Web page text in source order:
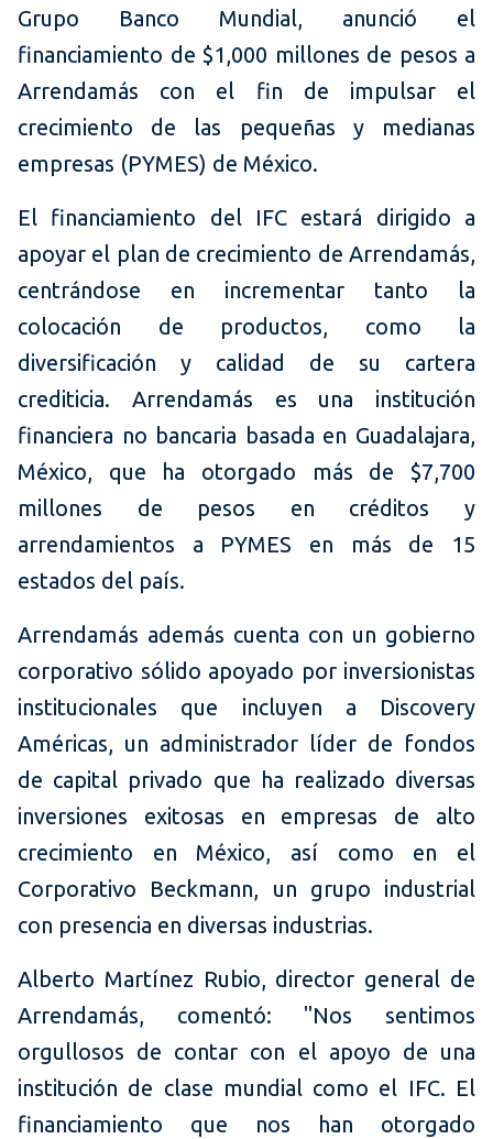
Grupo Banco Mundial, anunció el
financiamiento de $1,000 millones de pesos a
Arrendamás con el fin de impulsar el
crecimiento de las pequeñas y medianas
empresas (PYMES) de México.
El financiamiento del IFC estará dirigido a
apoyar el plan de crecimiento de Arrendamás,
centrándose en incrementar tanto la
colocación de productos, como la
diversificación y calidad de su cartera
crediticia. Arrendamás es una institución
financiera no bancaria basada en Guadalajara,
México, que ha otorgado más de $7,700
millones de pesos en créditos y
arrendamientos a PYMES en más de 15
estados del país.
Arrendamás además cuenta con un gobierno
corporativo sólido apoyado por inversionistas
institucionales que incluyen a Discovery
Américas, un administrador líder de fondos
de capital privado que ha realizado diversas
inversiones exitosas en empresas de alto
crecimiento en México, así como en el
Corporativo Beckmann, un grupo industrial
con presencia en diversas industrias.
Alberto Martínez Rubio, director general de
Arrendamás, comentó: "Nos sentimos
orgullosos de contar con el apoyo de una
institución de clase mundial como el IFC. El
financiamiento que nos han otorgado